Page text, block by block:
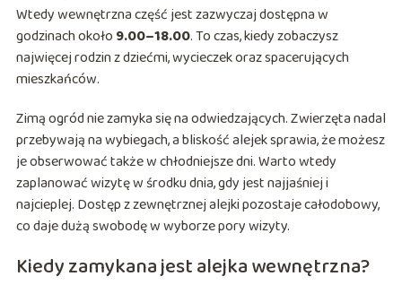
Wtedy wewnętrzna część jest zazwyczaj dostępna w
godzinach około 9.00–18.00. To czas, kiedy zobaczysz
najwięcej rodzin z dziećmi, wycieczek oraz spacerujących
mieszkańców.
Zimą ogród nie zamyka się na odwiedzających. Zwierzęta nadal
przebywają na wybiegach, a bliskość alejek sprawia, że możesz
je obserwować także w chłodniejsze dni. Warto wtedy
zaplanować wizytę w środku dnia, gdy jest najjaśniej i
najcieplej. Dostęp z zewnętrznej alejki pozostaje całodobowy,
co daje dużą swobodę w wyborze pory wizyty.
Kiedy zamykana jest alejka wewnętrzna?